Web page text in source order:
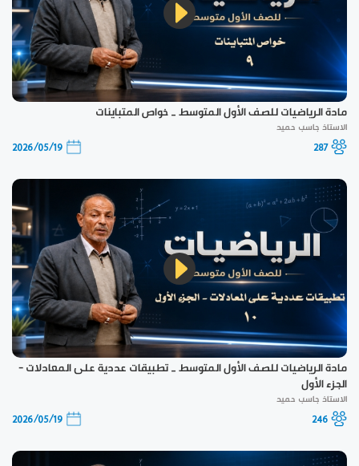
مادة الرياضيات للصف الأول المتوسط _ خواص المتباينات
الاستاذ جاسب حميد
287
2026/05/19
مادة الرياضيات للصف الأول المتوسط _ تطبيقات عددية على المعادلات -
الجزء الأول
الاستاذ جاسب حميد
246
2026/05/19